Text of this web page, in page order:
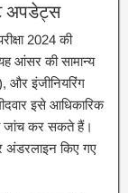
अपडेट्स
2024 की
आंसर की सामान्य
और इंजीनियरिंग
इसे आधिकारिक
जांच कर सकते हैं।
अंडरलाइन किए गए